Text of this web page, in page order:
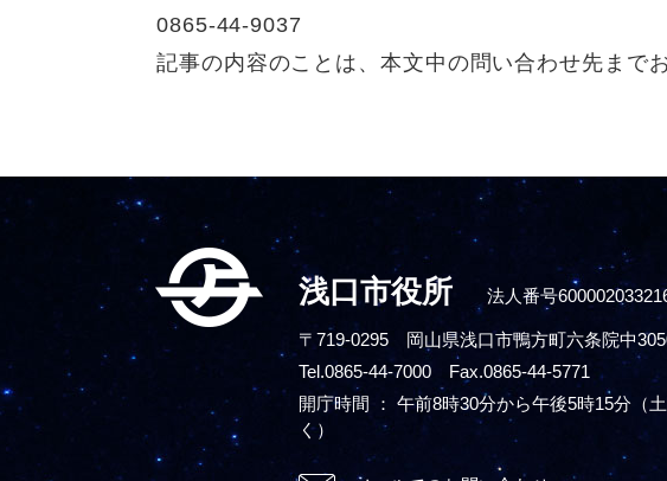
0865-44-9037
記事の内容のことは、本文中の問い合わせ先まで
浅口市役所 法人番号
〒719-0295 岡山県浅口市鴨方町六条院中
Tel.0865-44-7000 Fax.0865-44-5771
開庁時間 ： 午前8時30分から午後5時15分 （
く）